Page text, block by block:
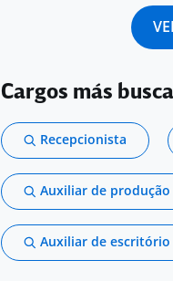
Cargos más
Recepcionista
Auxiliar de produção
Auxiliar de escritório